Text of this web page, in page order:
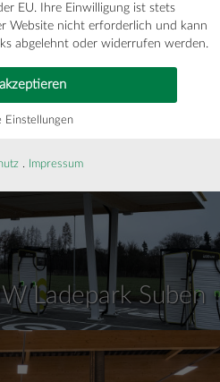
Village
Ladepark Suben
EU. Ihre Einwilligung ist stets
Website nicht erforderlich und kann
abgelehnt oder widerrufen werden.
Einstellungen
. Impressum